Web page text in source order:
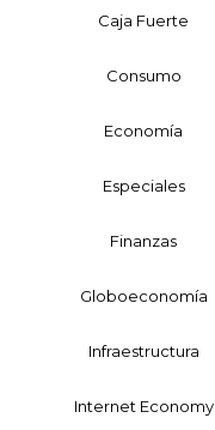
Caja Fuerte
Consumo
Economía
Especiales
Finanzas
Globoeconomía
Infraestructura
Internet Economy